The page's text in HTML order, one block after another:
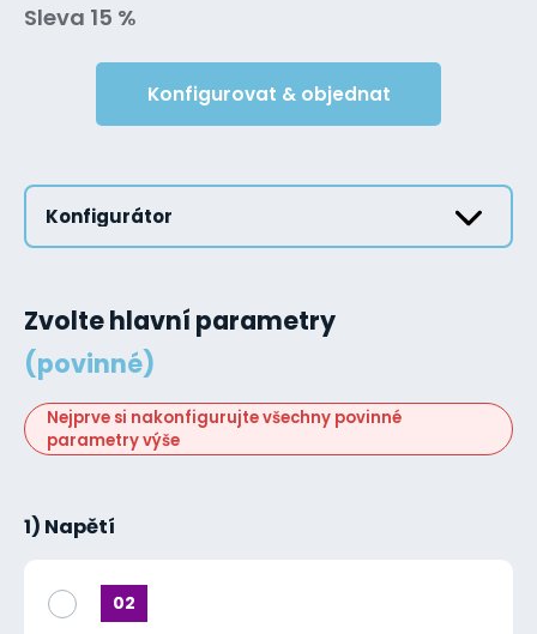
Sleva 15 %
Konfigurovat & objednat
Konfigurátor
Zvolte hlavní parametry
(povinné)
Nejprve si nakonfigurujte všechny povinné
parametry výše
1) Napětí
02